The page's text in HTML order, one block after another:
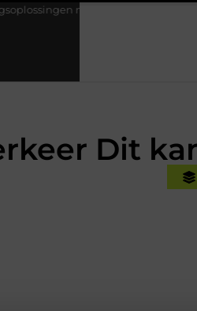
met kennis uit de praktijk
Dit